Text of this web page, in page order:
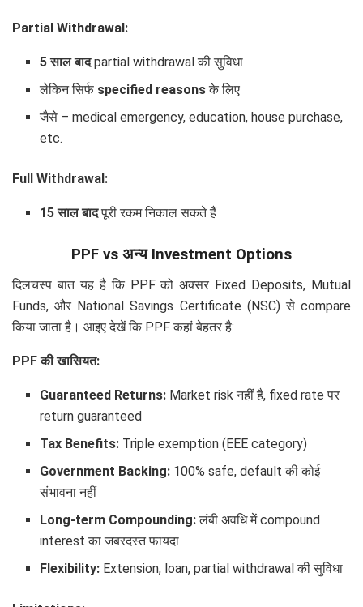
Partial Withdrawal:
5 साल बादpartial withdrawal की सुविधा
लेकिन सिर्फ specified reasonsके लिए
जैसे – medical emergency, education, house purchase,
etc.
Full Withdrawal:
15 साल बादपूरी रकम निकाल सकते हैं
PPF vs अन्य Investment Options
दिलचस्प बात यह है कि PPF को अक्सर Fixed Deposits, Mutual
Funds, और National Savings Certificate (NSC) से compare
किया जाता है। आइए देखें कि PPF कहां बेहतर है:
PPF की खासियत:
Guaranteed Returns: Market risk नहीं है, fixed rate पर
return guaranteed
Tax Benefits: Triple exemption (EEE category)
Government Backing: 100% safe, default की कोई
संभावना नहीं
Long-term Compounding:लंबी अवधि में compound
interest का जबरदस्त फायदा
Flexibility: Extension, loan, partial withdrawal की सुविधा